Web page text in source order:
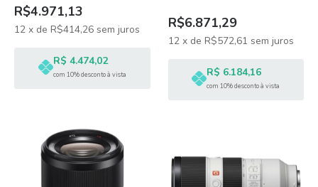
R$4.971,13
12 x de R$414,26 sem juros
R$ 4.474,02
com 10% desconto à vista
R$6.871,29
12 x de R$572,61 sem juros
R$ 6.184,16
com 10% desconto à vista